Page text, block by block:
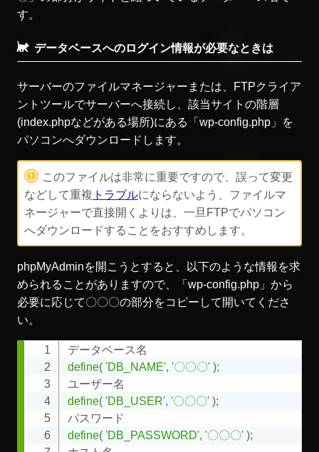
す。
データベースへのログイン情報が必要なときは
サーバーのファイルマネージャーまたは、FTPクライア
ントツールでサーバーへ接続し、該当サイトの階層
(index.phpなどがある場所)にある「wp-config.php」を
パソコンへダウンロードします。
このファイルは非常に重要ですので、誤って変更
などして重複 トラブルにならないよう、ファイルマ
ネージャーで直接開くよりは、一旦FTPでパソコン
へダウンロードすることをおすすめします。
phpMyAdminを開こうとすると、以下のような情報を求
められることがありますので、「wp-config.php」から
必要に応じて〇〇〇の部分をコピーして開いてくださ
い。
define( 'DB_NAME', '〇〇〇' );
define( 'DB_USER', '〇〇〇' );
define( 'DB_PASSWORD', '〇〇〇' );